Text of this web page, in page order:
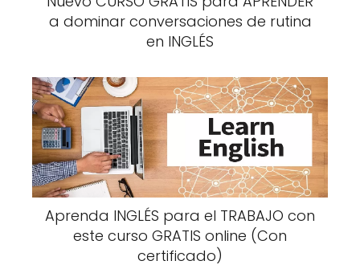
a dominar conversaciones de rutina
en INGLÉS
Aprenda INGLÉS para el TRABAJO con
este curso GRATIS online (Con
certificado)